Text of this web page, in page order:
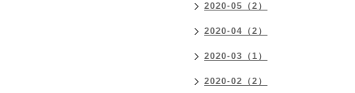
2020-05（2）
2020-04（2）
2020-03（1）
2020-02（2）